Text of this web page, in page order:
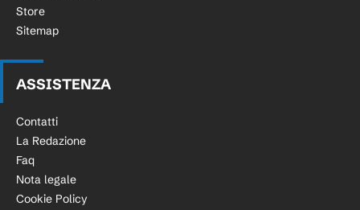
Store
Sitemap
ASSISTENZA
Contatti
La Redazione
Faq
Nota legale
Cookie Policy